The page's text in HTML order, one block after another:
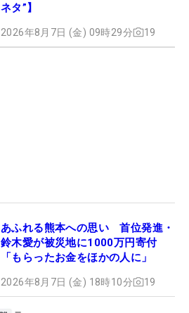
ネタ”】
2026年8月7日 (金) 09時29分 19
あふれる熊本への思い 首位発進・
鈴木愛が被災地に1000万円寄付
「もらったお金をほかの人に」
2026年8月7日 (金) 18時10分 19